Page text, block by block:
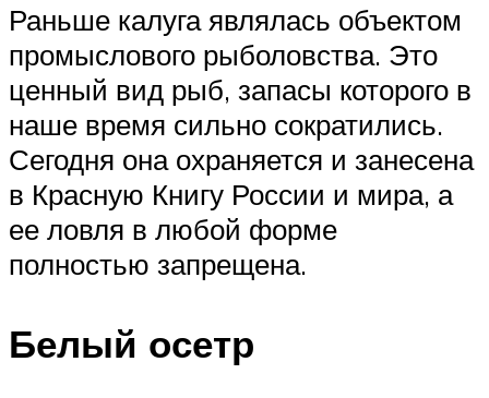
Раньше калуга являлась объектом
промыслового рыболовства. Это
ценный вид рыб, запасы которого в
наше время сильно сократились.
Сегодня она охраняется и занесена
в Красную Книгу России и мира, а
ее ловля в любой форме
полностью запрещена.
Белый осетр